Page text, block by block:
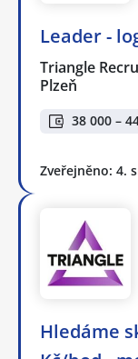
Leader -
Triangle
Plzeň
38 000 –
Zveřejněno: 4.
Hledáme